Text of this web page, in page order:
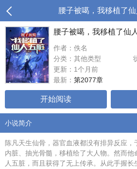
腰子被噶，我移植了
腰子被噶，我移植了仙
作者：佚名
分类：其他类型
更新：1个月前
最新： 第2077章
开始阅读
小说简介
陈凡天生仙骨，器官血液都没有排异反应
内脏、抽光骨髓，移植给了大人物。然而他
人五脏，而且获得了无上传承。从此手握